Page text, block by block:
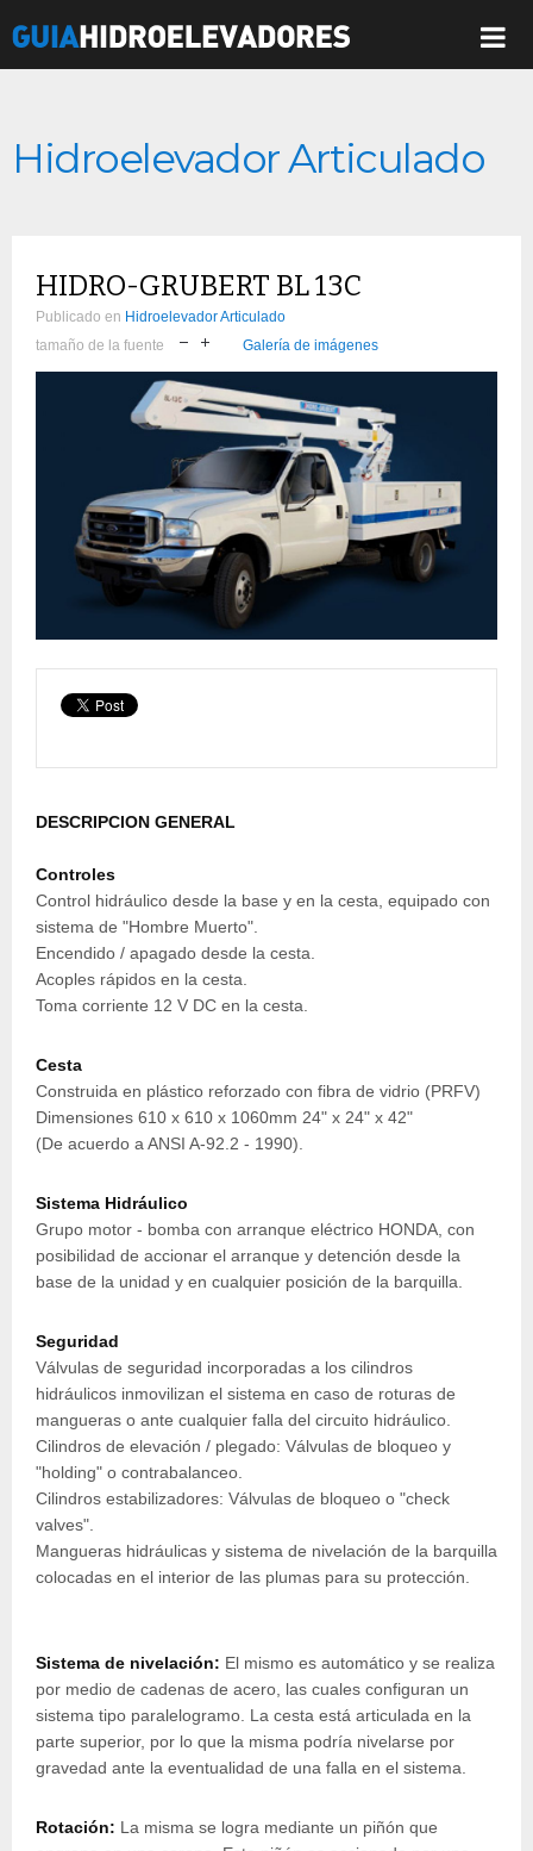
Hidroelevador Articulado
HIDRO-GRUBERT BL 13C
Publicado en Hidroelevador Articulado
tamaño de la fuente
Galería de imágenes
DESCRIPCION GENERAL
Controles
Control hidráulico desde la base y en la cesta, equipado con
sistema de "Hombre Muerto".
Encendido / apagado desde la cesta.
Acoples rápidos en la cesta.
Toma corriente 12 V DC en la cesta.
Cesta
Construida en plástico reforzado con fibra de vidrio (PRFV)
Dimensiones 610 x 610 x 1060mm 24" x 24" x 42"
(De acuerdo a ANSI A-92.2 - 1990).
Sistema Hidráulico
Grupo motor - bomba con arranque eléctrico HONDA, con
posibilidad de accionar el arranque y detención desde la
base de la unidad y en cualquier posición de la barquilla.
Seguridad
Válvulas de seguridad incorporadas a los cilindros
hidráulicos inmovilizan el sistema en caso de roturas de
mangueras o ante cualquier falla del circuito hidráulico.
Cilindros de elevación / plegado: Válvulas de bloqueo y
"holding" o contrabalanceo.
Cilindros estabilizadores: Válvulas de bloqueo o "check
valves".
Mangueras hidráulicas y sistema de nivelación de la barquilla
colocadas en el interior de las plumas para su protección.
Sistema de nivelación: El mismo es automático y se realiza
por medio de cadenas de acero, las cuales configuran un
sistema tipo paralelogramo. La cesta está articulada en la
parte superior, por lo que la misma podría nivelarse por
gravedad ante la eventualidad de una falla en el sistema.
Rotación: La misma se logra mediante un piñón que